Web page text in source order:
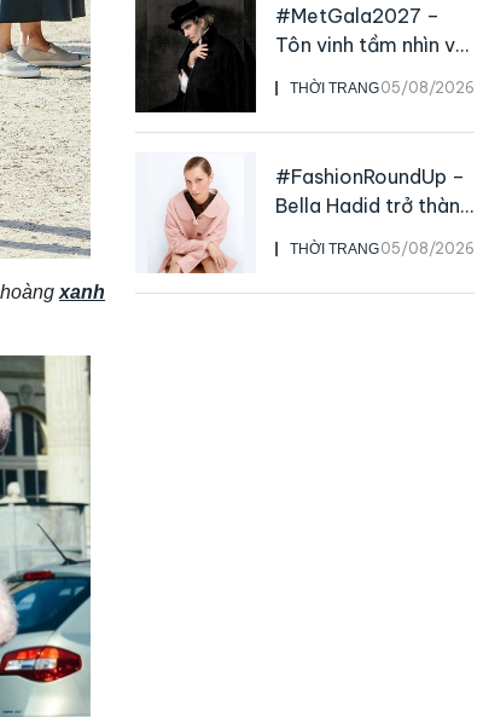
xanh
THỜI TRANG05/08/2026
#MetGala2027 –
Tôn vinh tầm nhìn và
sức ảnh hưởng sâu
rộng của NTK John
Galliano
THỜI TRANG05/08/2026
#FashionRoundUp –
Bella Hadid trở thành
Đại sứ Toàn cầu của
Prada Beauty,
CHANEL mua lại